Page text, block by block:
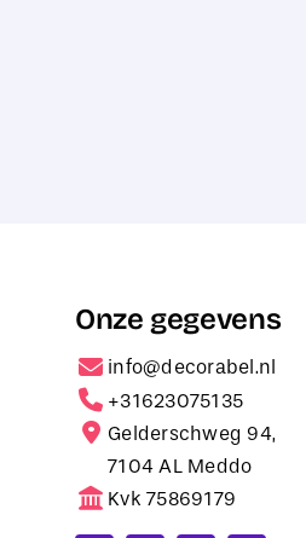
Onze gegevens
info@decorabel.nl
+31623075135
Gelderschweg 94,
7104 AL Meddo
Kvk 75869179